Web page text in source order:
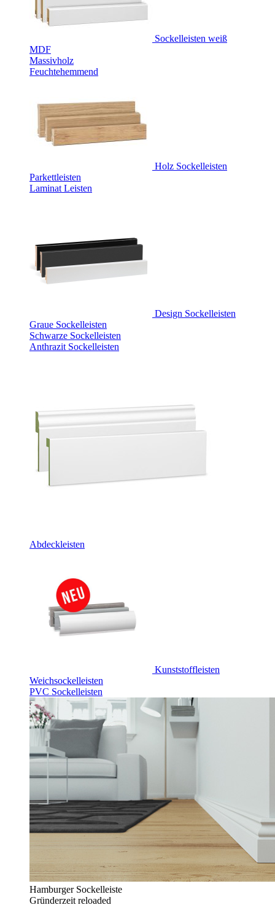
Sockelleisten weiß
MDF
Massivholz
Feuchtehemmend
Holz Sockelleisten
Parkettleisten
Laminat Leisten
Design Sockelleisten
Graue Sockelleisten
Schwarze Sockelleisten
Anthrazit Sockelleisten
Abdeckleisten
Kunststoffleisten
Weichsockelleisten
PVC Sockelleisten
Hamburger Sockelleiste
Gründerzeit reloaded